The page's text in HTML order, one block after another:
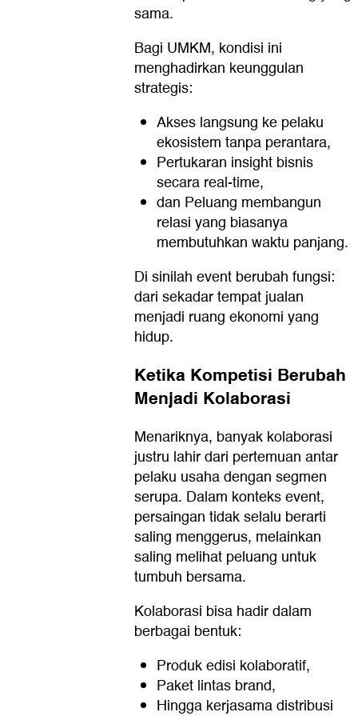
sama.
Bagi UMKM, kondisi ini
menghadirkan keunggulan
strategis:
Akses langsung ke pelaku
ekosistem tanpa perantara,
Pertukaran insight bisnis
secara real-time,
dan Peluang membangun
relasi yang biasanya
membutuhkan waktu panjang.
Di sinilah event berubah fungsi:
dari sekadar tempat jualan
menjadi ruang ekonomi yang
hidup.
Ketika Kompetisi Berubah
Menjadi Kolaborasi
Menariknya, banyak kolaborasi
justru lahir dari pertemuan antar
pelaku usaha dengan segmen
serupa. Dalam konteks event,
persaingan tidak selalu berarti
saling menggerus, melainkan
saling melihat peluang untuk
tumbuh bersama.
Kolaborasi bisa hadir dalam
berbagai bentuk:
Produk edisi kolaboratif,
Paket lintas brand,
Hingga kerjasama distribusi